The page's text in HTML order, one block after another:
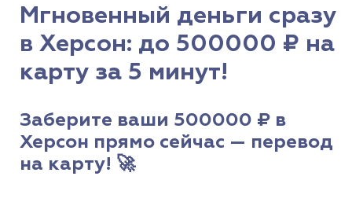
Мгновенный деньги сразу
в Херсон: до 500000 ₽ на
карту за 5 минут!
Заберите ваши 500000 ₽ в
Херсон прямо сейчас — перевод
на карту! 🚀